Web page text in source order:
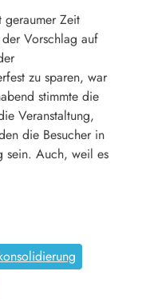
geraumer Zeit
Vorschlag auf
zu sparen, war
stimmte die
Veranstaltung,
die Besucher in
sein. Auch, weil es